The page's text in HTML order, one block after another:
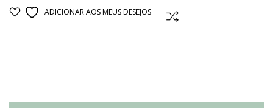
RESINA ADICIONAR AOS MEUS DESEJOS